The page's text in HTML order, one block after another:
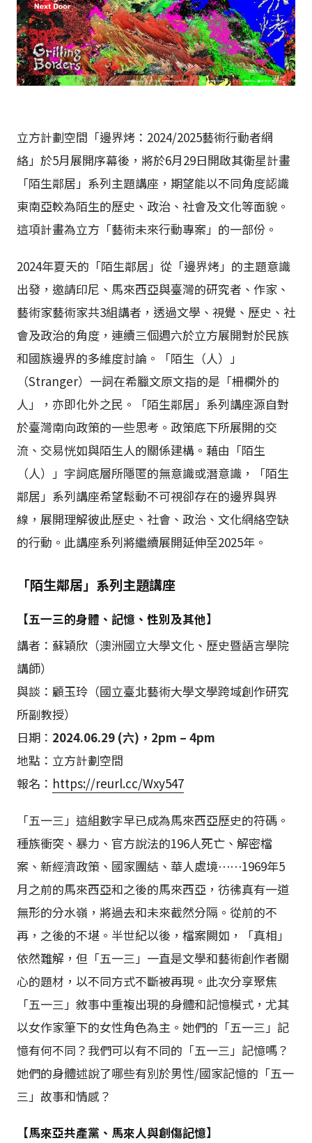
立方計劃空間「邊界烤：2024/2025藝術行動者網
絡」於5月展開序幕後，將於6月29日開啟其衛星計畫
「陌生鄰居」系列主題講座，期望能以不同角度認識
東南亞較為陌生的歷史、政治、社會及文化等面貌。
這項計畫為立方「藝術未來行動專案」的一部份。
2024年夏天的「陌生鄰居」從「邊界烤」的主題意識
出發，邀請印尼、馬來西亞與臺灣的研究者、作家、
藝術家藝術家共3組講者，透過文學、視覺、歷史、社
會及政治的角度，連續三個週六於立方展開對於民族
和國族邊界的多維度討論。「陌生（人）」
（Stranger）一詞在希臘文原文指的是「柵欄外的
人」，亦即化外之民。「陌生鄰居」系列講座源自對
於臺灣南向政策的一些思考。政策底下所展開的交
流、交易恍如與陌生人的關係建構。藉由「陌生
（人）」字詞底層所隱匿的無意識或潛意識，「陌生
鄰居」系列講座希望鬆動不可視卻存在的邊界與界
線，展開理解彼此歷史、社會、政治、文化網絡空缺
的行動。此講座系列將繼續展開延伸至2025年。
「陌生鄰居」系列主題講座
【五一三的身體、記憶、性別及其他】
講者：蘇穎欣（澳洲國立大學文化、歷史暨語言學院
講師）
與談：顧玉玲（國立臺北藝術大學文學跨域創作研究
所副教授）
日期： 2024.06.29 (六)，2pm – 4pm
地點：立方計劃空間
報名： https://reurl.cc/Wxy547
「五一三」這組數字早已成為馬來西亞歷史的符碼。
種族衝突、暴力、官方說法的196人死亡、解密檔
案、新經濟政策、國家團結、華人處境⋯⋯1969年5
月之前的馬來西亞和之後的馬來西亞，彷彿真有一道
無形的分水嶺，將過去和未來截然分隔。從前的不
再，之後的不堪。半世紀以後，檔案闕如，「真相」
依然難解，但「五一三」一直是文學和藝術創作者關
心的題材，以不同方式不斷被再現。此次分享聚焦
「五一三」敘事中重複出現的身體和記憶模式，尤其
以女作家筆下的女性角色為主。她們的「五一三」記
憶有何不同？我們可以有不同的「五一三」記憶嗎？
她們的身體述說了哪些有別於男性/國家記憶的「五一
三」故事和情感？
【馬來亞共產黨、馬來人與創傷記憶】